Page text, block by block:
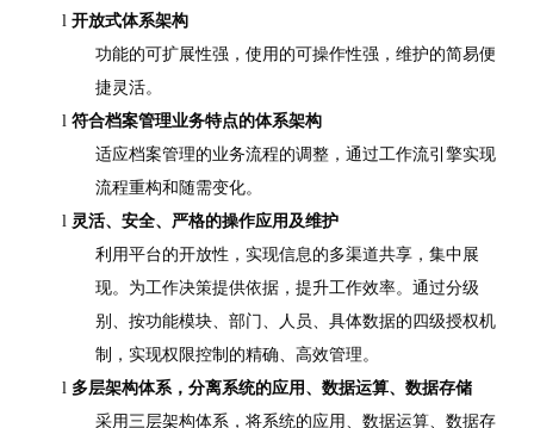
l 开放式体系架构
功能的可扩展性强，使用的可操作性强，维护的简易便
捷灵活。
l 符合档案管理业务特点的体系架构
适应档案管理的业务流程的调整，通过工作流引擎实现
流程重构和随需变化。
l 灵活、安全、严格的操作应用及维护
利用平台的开放性，实现信息的多渠道共享，集中展
现。为工作决策提供依据，提升工作效率。通过分级
别、按功能模块、部门、人员、具体数据的四级授权机
制，实现权限控制的精确、高效管理。
l 多层架构体系，分离系统的应用、数据运算、数据存储
采用三层架构体系，将系统的应用、数据运算、数据存